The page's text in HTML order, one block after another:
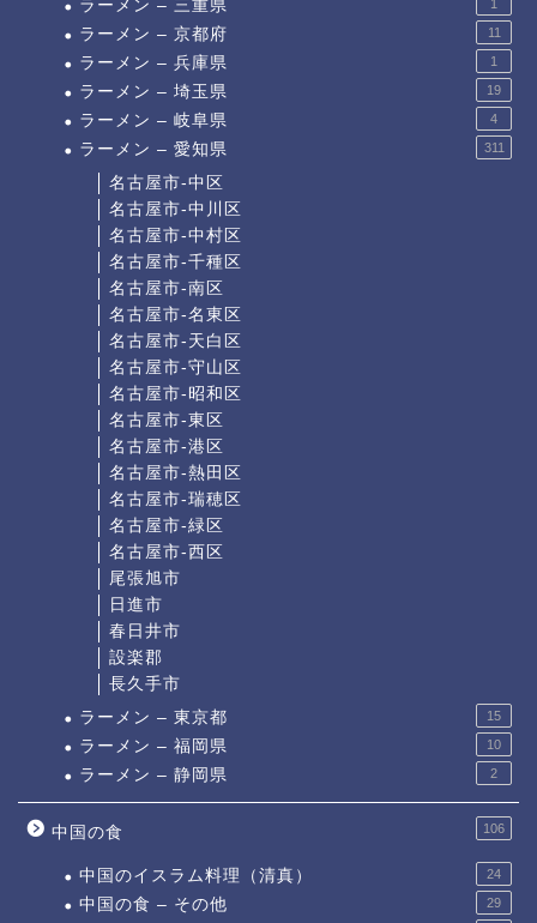
ラーメン – 三重県 1
ラーメン – 京都府 11
ラーメン – 兵庫県 1
ラーメン – 埼玉県 19
ラーメン – 岐阜県 4
ラーメン – 愛知県 311
名古屋市-中区
名古屋市-中川区
名古屋市-中村区
名古屋市-千種区
名古屋市-南区
名古屋市-名東区
名古屋市-天白区
名古屋市-守山区
名古屋市-昭和区
名古屋市-東区
名古屋市-港区
名古屋市-熱田区
名古屋市-瑞穂区
名古屋市-緑区
名古屋市-西区
尾張旭市
日進市
春日井市
設楽郡
長久手市
ラーメン – 東京都
15
ラーメン – 福岡県 10
ラーメン – 静岡県 2
中国の食 106
中国のイスラム料理（清真） 24
中国の食 – その他 29